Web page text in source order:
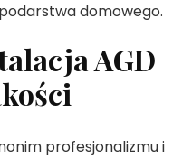
domowego.
AGD
profesjonalizmu i